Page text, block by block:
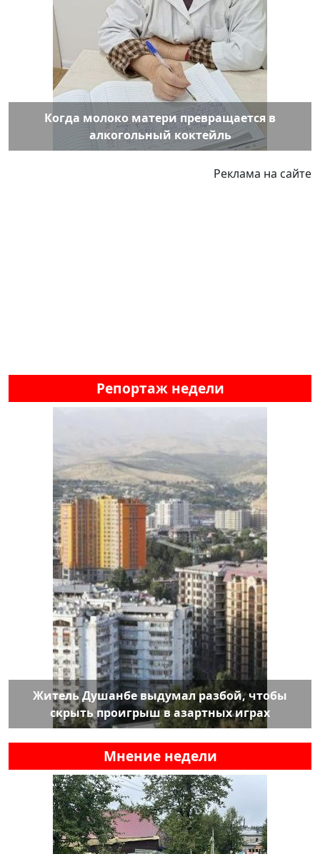
Когда молоко матери превращается в
алкогольный коктейль
Реклама на сайте
Репортаж недели
Житель Душанбе выдумал разбой, чтобы
скрыть проигрыш в азартных играх
Мнение недели